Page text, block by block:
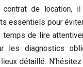
de location,
essentiels pour
temps de lire
les diagnostics
détaillé.